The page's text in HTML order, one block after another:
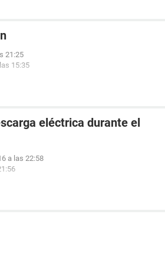
21:25
15:35
eléctrica durante el
a las 22:58